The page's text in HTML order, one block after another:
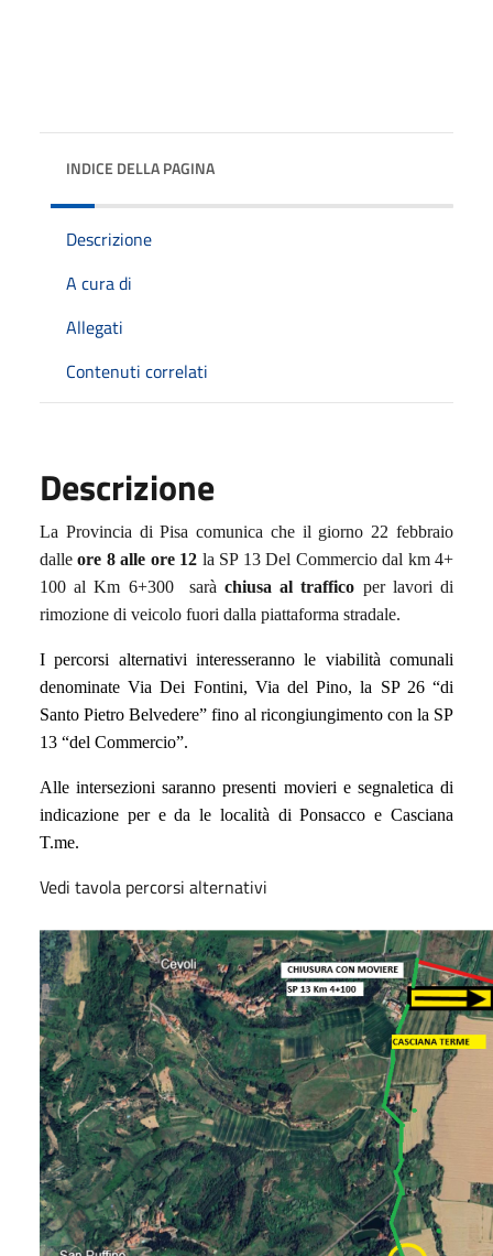
INDICE DELLA PAGINA
Descrizione
A cura di
Allegati
Contenuti correlati
Descrizione
La Provincia di Pisa comunica che il giorno 22 febbraio
dalleore 8 alle ore 12 la SP 13 Del Commercio dal km 4+
100 al Km 6+300 saràchiusa al traffico per lavori di
rimozione di veicolo fuori dalla piattaforma stradale.
I percorsi alternativi interesseranno le viabilità comunali
denominate Via Dei Fontini, Via del Pino, la SP 26 “di
Santo Pietro Belvedere” fino al ricongiungimento con la SP
13 “del Commercio”.
Alle intersezioni saranno presenti movieri e segnaletica di
indicazione per e da le località di Ponsacco e Casciana
T.me.
Vedi tavola percorsi alternativi